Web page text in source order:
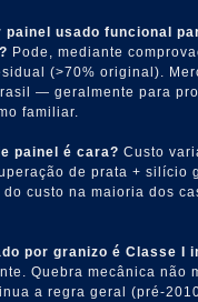
painel usado funcional
Pode, mediante
(>70% original).
— geralmente para
familiar.
painel é cara? Custo
de prata + silício
do custo na maioria dos
por granizo é Classe I
Quebra mecânica não
a regra geral (pré-